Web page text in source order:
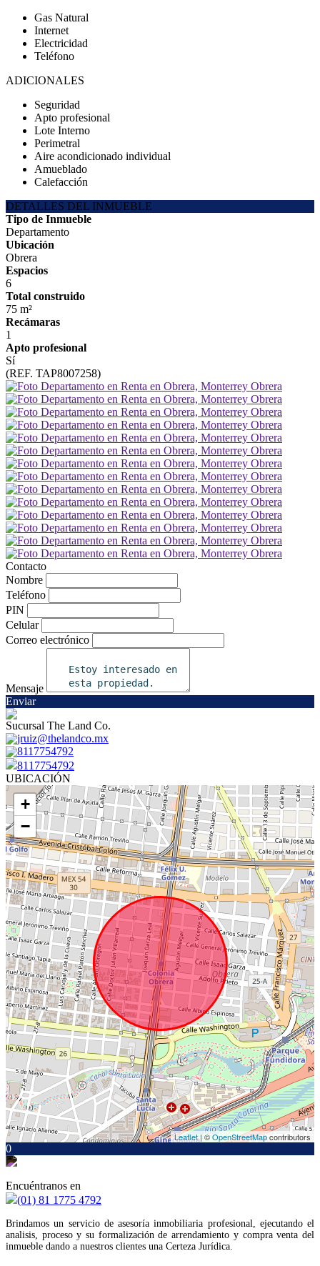
Gas Natural
Internet
Electricidad
Teléfono
ADICIONALES
Seguridad
Apto profesional
Lote Interno
Perimetral
Aire acondicionado individual
Amueblado
Calefacción
DETALLES DEL INMUEBLE
Tipo de Inmueble
Departamento
Ubicación
Obrera
Espacios
6
Total construido
75 m²
Recámaras
1
Apto profesional
Sí
(REF. TAP8007258)
Contacto
Nombre
Teléfono
PIN
Celular
Correo electrónico
Mensaje
Enviar
Sucursal The Land Co.
jruiz@thelandco.mx
8117754792
8117754792
UBICACIÓN
+
−
Leaflet| ©OpenStreetMapcontributors
0
Encuéntranos en
(01) 81 1775 4792
Brindamos un servicio de asesoría inmobiliaria profesional, ejecutando el
analisis, proceso y su formalización de arrendamiento y compra venta del
inmueble dando a nuestros clientes una Certeza Jurídica.